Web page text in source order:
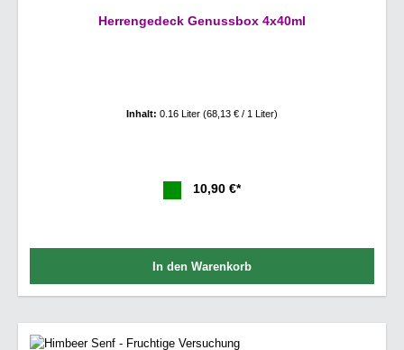
Herrengedeck Genussbox 4x40ml
Inhalt: 0.16 Liter (68,13 € / 1 Liter)
10,90 €*
In den Warenkorb